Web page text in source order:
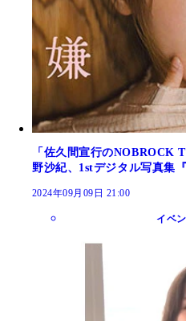
「佐久間宣行のNOBROCK
野沙紀、1stデジタル写真集
2024年09月09日 21:00
イベ